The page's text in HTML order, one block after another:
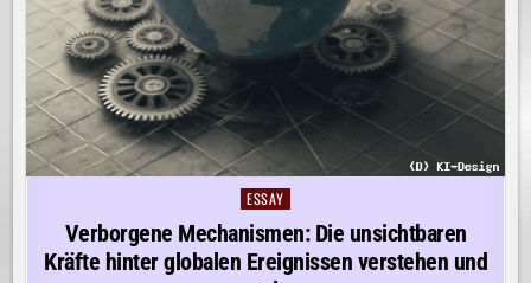
Posted
in
ESSAY
Verborgene Mechanismen: Die unsichtbaren
Kräfte hinter globalen Ereignissen verstehen und